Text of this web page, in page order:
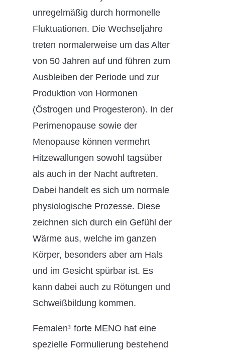
unregelmäßig durch hormonelle
Fluktuationen. Die Wechseljahre
treten normalerweise um das Alter
von 50 Jahren auf und führen zum
Ausbleiben der Periode und zur
Produktion von Hormonen
(Östrogen und Progesteron). In der
Perimenopause sowie der
Menopause können vermehrt
Hitzewallungen sowohl tagsüber
als auch in der Nacht auftreten.
Dabei handelt es sich um normale
physiologische Prozesse. Diese
zeichnen sich durch ein Gefühl der
Wärme aus, welche im ganzen
Körper, besonders aber am Hals
und im Gesicht spürbar ist. Es
kann dabei auch zu Rötungen und
Schweißbildung kommen.
Femalen®forte MENO hat eine
spezielle Formulierung bestehend